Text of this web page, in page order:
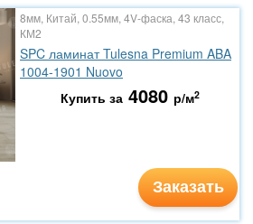
8мм, Китай, 0.55мм, 4V-фаска, 43 класс,
КМ2
SPC ламинат Tulesna Premium ABA
1004-1901 Nuovo
Купить за 4080 р/м2
Заказать